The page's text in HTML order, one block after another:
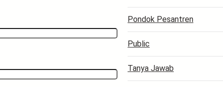
Pondok Pesantren
Public
Tanya Jawab